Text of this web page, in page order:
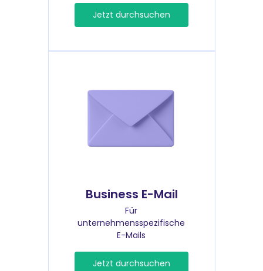
Jetzt durchsuchen
Business E-Mail
Für
unternehmensspezifische
E-Mails
Jetzt durchsuchen